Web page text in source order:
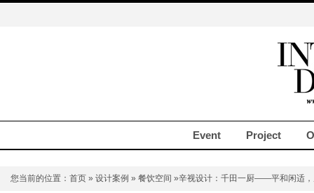
Event Project
您当前的位置： 首页 » 设计案例 » 餐饮空间 »辛视设计：千田一厨——平和闲适，